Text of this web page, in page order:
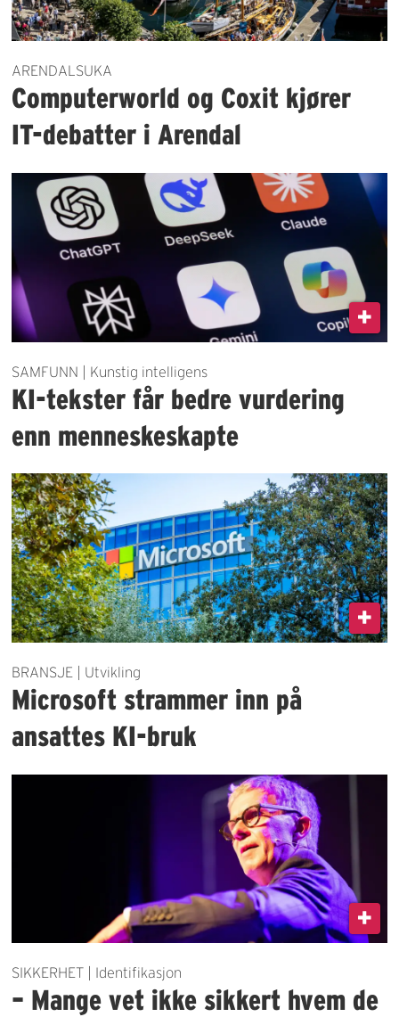
ARENDALSUKA
Computerworld og Coxit kjører
IT-debatter i Arendal
SAMFUNN | Kunstig intelligens
KI-tekster får bedre vurdering
enn menneskeskapte
BRANSJE | Utvikling
Microsoft strammer inn på
ansattes KI-bruk
SIKKERHET | Identifikasjon
– Mange vet ikke sikkert hvem de